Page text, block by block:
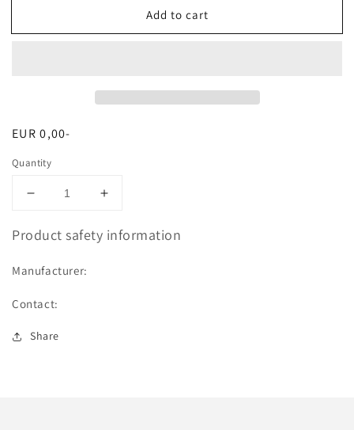
Add to cart
Regular
EUR 0,00-
Quantity
Decrease
for
Increase
for
Product safety information
Manufacturer:
Contact:
Share